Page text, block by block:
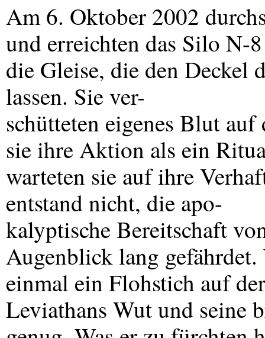
Am 6. Oktober 2002
und erreichten das Silo N-
die Gleise, die den Deckel
lassen. Sie ver-
schütteten eigenes Blut
sie ihre Aktion als ein
warteten sie auf ihre
entstand nicht, die apo-
kalyptische Bereitschaft
Augenblick lang gefährdet.
einmal ein Flohstich auf
Leviathans Wut und seine